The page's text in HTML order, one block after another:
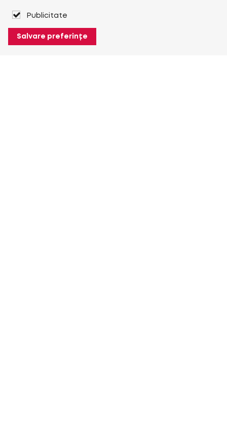
Publicitate
Salvare preferințe